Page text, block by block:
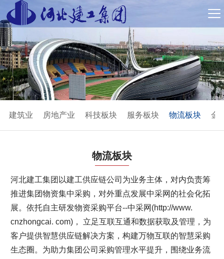
建筑业 房地产业 科技板块 服务板块 物流板块 金
物流板块
河北建工集团以建工供应链公司为业务主体，对内负责筹
推进集团物资集中采购，对外重点发展中采网的社会化拓
展。依托自主研发物资采购平台--中采网(http://www.
cnzhongcai. com)， 立足互联互通和数据获取及管理，为
客户提供智慧供应链解决方案，构建万物互联的智慧采购
生态圈。为助力集团公司采购管理水平提升，围绕业务流